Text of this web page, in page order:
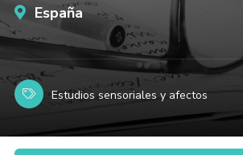
España
Estudios sensoriales y afectos